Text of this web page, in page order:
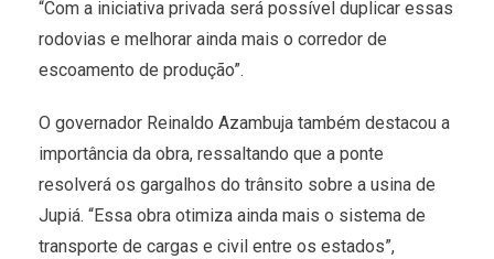
“Com a iniciativa privada será possível duplicar essas
rodovias e melhorar ainda mais o corredor de
escoamento de produção”.
O governador Reinaldo Azambuja também destacou a
importância da obra, ressaltando que a ponte
resolverá os gargalhos do trânsito sobre a usina de
Jupiá. “Essa obra otimiza ainda mais o sistema de
transporte de cargas e civil entre os estados”,